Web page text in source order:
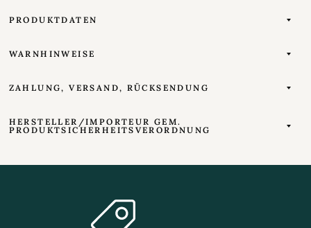
PRODUKTDATEN
WARNHINWEISE
ZAHLUNG, VERSAND, RÜCKSENDUNG
HERSTELLER/IMPORTEUR GEM.
PRODUKTSICHERHEITSVERORDNUNG